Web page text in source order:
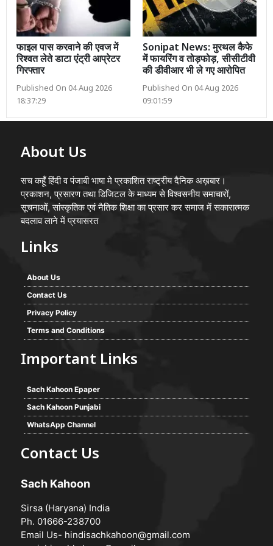
फाइल पास करवाने की एवज में
रिश्वत लेते डाटा एंट्री आप्रेटर
गिरफ्तार
Published On 04 Aug 2026
18:37:29
Sonipat News: मुरथल कैफे
में फायरिंग व तोड़फोड़, सीसीटीवी
की डीवीआर भी ले गए आरोपित
Published On 04 Aug 2026
09:01:59
About Us
सच कहूँ हिंदी व पंजाबी भाषा मे प्रकाशित राष्ट्रीय दैनिक अख़बार।
प्रकाशन, प्रसारण तथा डिजिटल के माध्यम से विश्वसनीय समाचारों,
सूचनाओं, सांस्कृतिक एवं नैतिक शिक्षा का प्रसार कर समाज में सकारात्मक
बदलाव लाने में प्रयासरत
Links
About Us
Contact Us
Privacy Policy
Terms and Conditions
Important Links
Sach Kahoon Epaper
Sach Kahoon Punjabi
WhatsApp Channel
Contact Us
Sach Kahoon
Sirsa (Haryana) India
Ph. 01666-238700
Email Us- hindisachkahoon@gmail.com